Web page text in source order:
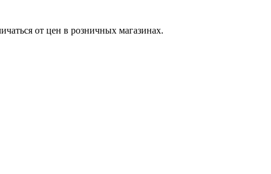
от цен в розничных магазинах.